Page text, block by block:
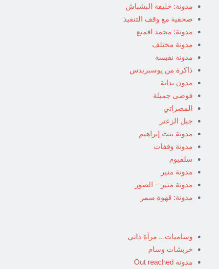
مدونة: خليفة البشباش
صحفية مع وقف التنفيذ
مدونة: محمد اقميع
مدونة مختلف
مدونة نفيسة
ذاكرة من يوسبريدس
مدون بداية
فوضى جميلة
المصراتي
جبل الزعتر
مدونة بنت إبراهيم
مدونة وقفات
سلفيوم
مدونة منير
مدونة منير – الصور
مدونة: قهوة سمر
وساميات .. مرآة ذاتي
خربشات وسام
مدونة Out reached